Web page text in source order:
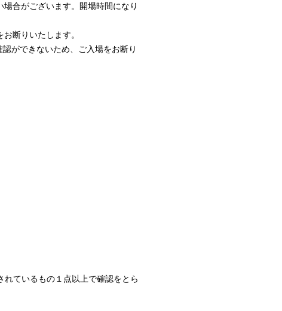
合がございます。開場時間になり
断りいたします。
ができないため、ご入場をお断り
ているもの１点以上で確認をとら